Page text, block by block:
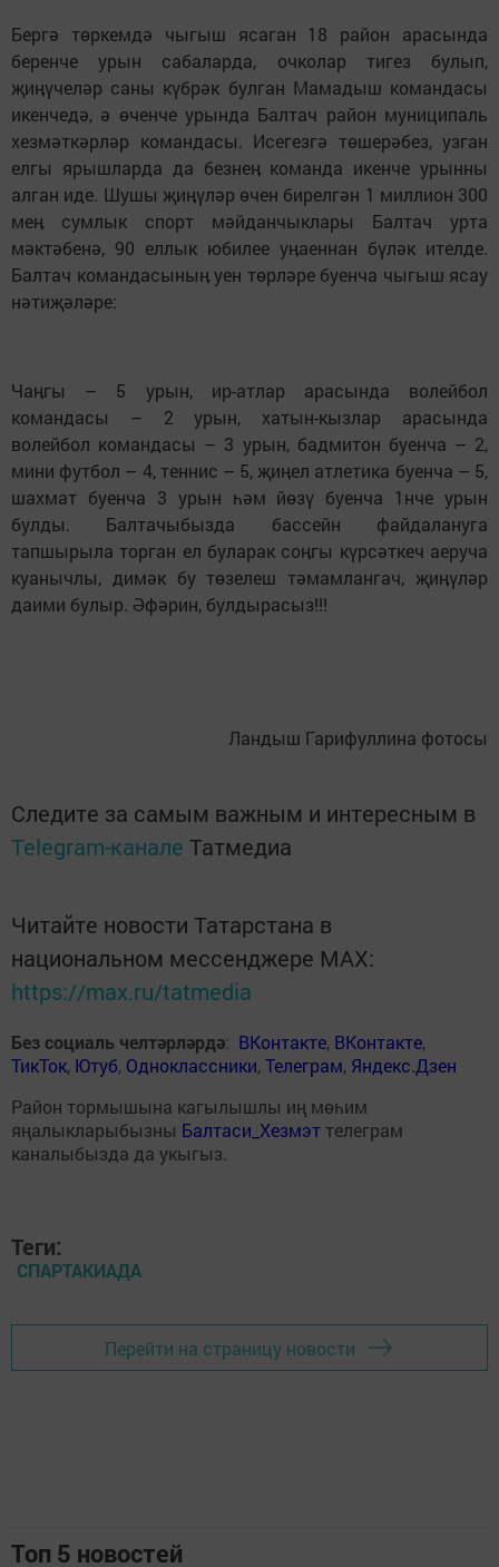
Бергә төркемдә чыгыш ясаган 18 район арасында
беренче урын сабаларда, очколар тигез булып,
җиӊүчеләр саны күбрәк булган Мамадыш командасы
икенчедә, ә өченче урында Балтач район муниципаль
хезмәткәрләр командасы. Исегезгә төшерәбез, узган
елгы ярышларда да безнеӊ команда икенче урынны
алган иде. Шушы җиӊүләр өчен бирелгән 1 миллион 300
меӊ сумлык спорт мәйданчыклары Балтач урта
мәктәбенә, 90 еллык юбилее уӊаеннан бүләк ителде.
Балтач командасыныӊ уен төрләре буенча чыгыш ясау
нәтиҗәләре:
Чаӊгы – 5 урын, ир-атлар арасында волейбол
командасы – 2 урын, хатын-кызлар арасында
волейбол командасы – 3 урын, бадмитон буенча – 2,
мини футбол – 4, теннис – 5, җиӊел атлетика буенча – 5,
шахмат буенча 3 урын һәм йөзү буенча 1нче урын
булды. Балтачыбызда бассейн файдалануга
тапшырыла торган ел буларак соӊгы күрсәткеч аеруча
куанычлы, димәк бу төзелеш тәмамлангач, җиӊүләр
даими булыр. Әфәрин, булдырасыз!!!
Ландыш Гарифуллина фотосы
Следите за самым важным и интересным в
Telegram-канале Татмедиа
Читайте новости Татарстана в
национальном мессенджере MАХ:
https://max.ru/tatmedia
Без социаль челтәрләрдә: ВКонтакте, ВКонтакте,
ТикТок, Ютуб, Одноклассники,Телеграм, Яндекс.Дзен
Район тормышына кагылышлы иң мөһим
яңалыкларыбызны Балтаси_Хезмэт телеграм
каналыбызда да укыгыз.
Теги:
СПАРТАКИАДА
Перейти на страницу новости
Топ 5 новостей